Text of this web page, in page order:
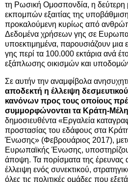
τη Ρωσική Ομοσπονδία, η δεύτερη
εκπομπών εξαιτίας της
προκαλούμενη κυρίως από
Δεδομένα χρήσεων γης σε
υποεκτιμημένα, παρουσιάζουν μια
γης περί τα 100.000 εκτάρια ανά
εξάπλωσης οικισμών και
Σε αυτήν την αναμφίβολα
αποδεκτή η έλλειψη
κανόνων προς τους οποίους
συμμορφώνονται τα Κράτη-
δημοσιευθέντα «Εργαλεία
προστασίας του εδάφους στα
Ένωσης» (Φεβρουάριος 2017),
Ευρωπαϊκής Ένωσης,
άποψη. Τα πορίσματα της έρευνας
έλλειψη ενός συνεκτικού,
όλες τις πολιτικές ομάδες που